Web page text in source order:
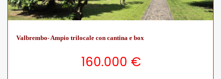
Valbrembo- Ampio trilocale con cantina e box
160.000 €